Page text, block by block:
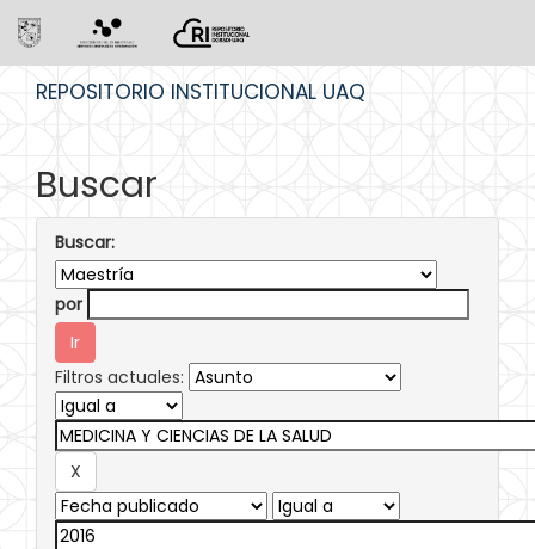
REPOSITORIO INSTITUCIONAL UAQ
Buscar
Buscar:
por
Filtros actuales: